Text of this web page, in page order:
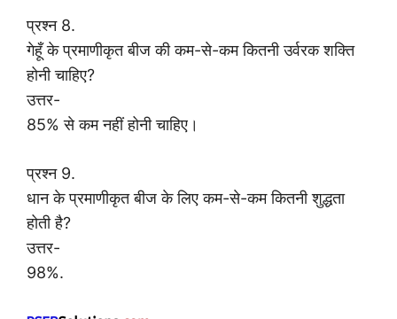
प्रश्न 8.
गेहूँ के प्रमाणीकृत बीज की कम-से-कम कितनी उर्वरक शक्ति
होनी चाहिए?
उत्तर-
85% से कम नहीं होनी चाहिए।
प्रश्न 9.
धान के प्रमाणीकृत बीज के लिए कम-से-कम कितनी शुद्धता
होती है?
उत्तर-
98%.